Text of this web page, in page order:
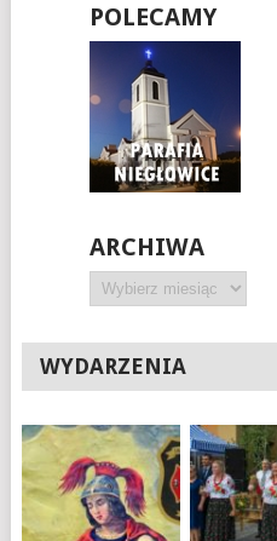
POLECAMY
ARCHIWA
Archiwa
WYDARZENIA